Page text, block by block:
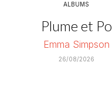
ALBUMS
Plume et Po
Emma Simpson
26/08/2026